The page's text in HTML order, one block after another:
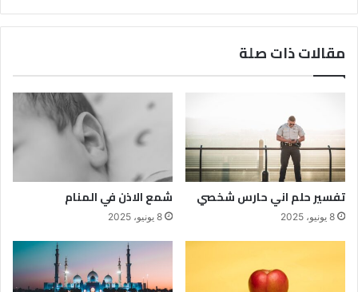
مقالات ذات صلة
تفسير حلم اني حارس شخصي
8 يونيو، 2025
شمع الاذن في المنام
8 يونيو، 2025